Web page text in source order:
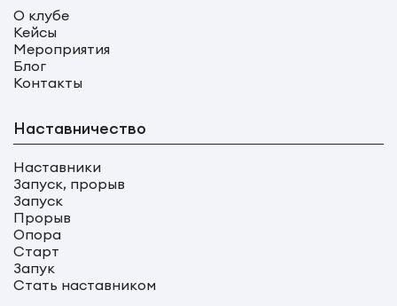
О клубе
Кейсы
Мероприятия
Блог
Контакты
Наставничество
Наставники
Запуск, прорыв
Запуск
Прорыв
Опора
Старт
Запук
Стать наставником